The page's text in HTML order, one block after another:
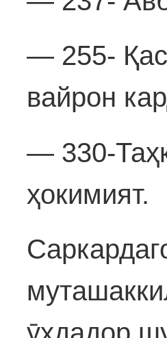
— 255-
вайрон
— 330-
ҳокимият.